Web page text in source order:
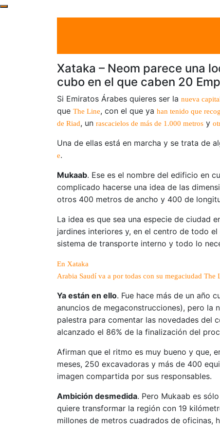
Xataka – Neom parece una
cubo en el que caben 20
Si Emiratos Árabes quieres ser la nueva
que The Line, con el que ya han tenido que
de Riad, un rascacielos de más de 1.000 metros y
Una de ellas está en marcha y se trata de
e.
Mukaab. Ese es el nombre del edificio en
complicado hacerse una idea de las
otros 400 metros de ancho y 400 de
La idea es que sea una especie de ciudad
jardines interiores y, en el centro de todo
sistema de transporte interno y todo lo
En Xataka
Arabia Saudí va a por todas con su megaciudad The
Ya están en ello. Fue hace más de un año
anuncios de megaconstrucciones), pero la
palestra para comentar las novedades del
alcanzado el 86% de la finalización del
Afirman que el ritmo es muy bueno y que,
meses, 250 excavadoras y más de 400
imagen compartida por sus responsables.
Ambición desmedida. Pero Mukaab es
quiere transformar la región con 19
millones de metros cuadrados de oficinas,